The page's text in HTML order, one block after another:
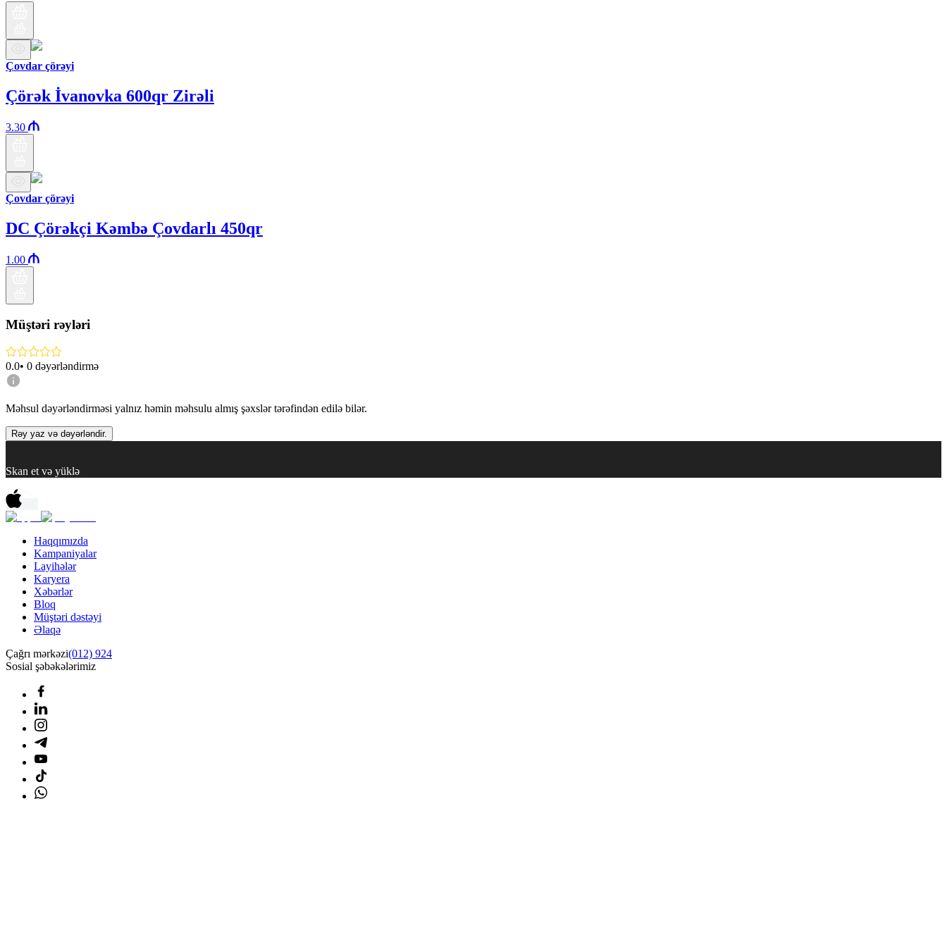
Çovdar çörəyi
Çörək İvanovka 600qr Zirəli
3.30
Çovdar çörəyi
DC Çörəkçi Kəmbə Çovdarlı 450qr
1.00
Müştəri rəyləri
0.0• 0 dəyərləndirmə
Məhsul dəyərləndirməsi yalnız həmin məhsulu almış şəxslər tərəfindən edilə bilər.
Rəy yaz və dəyərləndir.
Skan et və yüklə
Haqqımızda
Kampaniyalar
Layihələr
Karyera
Xəbərlər
Bloq
Müştəri dəstəyi
Əlaqə
Çağrı mərkəzi(012) 924
Sosial şəbəkələrimiz